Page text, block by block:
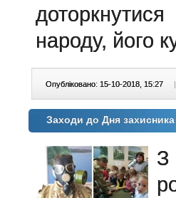
народу, його
Опубліковано: 15-10-2018, 15:27 |
Заходи до Дня захисника
З